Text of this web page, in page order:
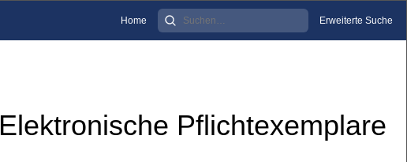
Home Erweiterte Suche
Elektronische Pflichtexemplare